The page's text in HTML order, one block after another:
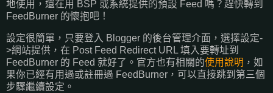
地使用，還在用 BSP 或系統提供的預設 Feed 嗎？趕快轉到
FeedBurner 的懷抱吧！
設定很簡單，只要登入 Blogger 的後台管理介面，選擇設定-
>網站提供，在 Post Feed Redirect URL 填入要轉址到
FeedBurner 的 Feed 就好了。官方也有相關的使用說明 ，如
果你已經有用過或註冊過 FeedBurner，可以直接跳到第三個
步驟繼續設定。